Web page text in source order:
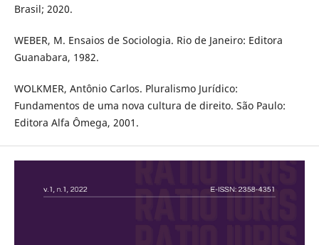
Brasil; 2020.
WEBER, M. Ensaios de Sociologia. Rio de Janeiro: Editora
Guanabara, 1982.
WOLKMER, Antônio Carlos. Pluralismo Jurídico:
Fundamentos de uma nova cultura de direito. São Paulo:
Editora Alfa Ômega, 2001.